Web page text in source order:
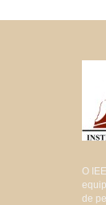
O
de